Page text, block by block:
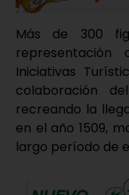
Más de 300
Iniciativas
colaboración
recreando la
en el año 1509,
largo período de